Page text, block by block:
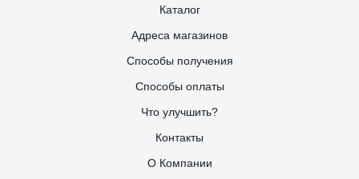
Каталог
Адреса магазинов
Способы получения
Способы оплаты
Что улучшить?
Контакты
О Компании